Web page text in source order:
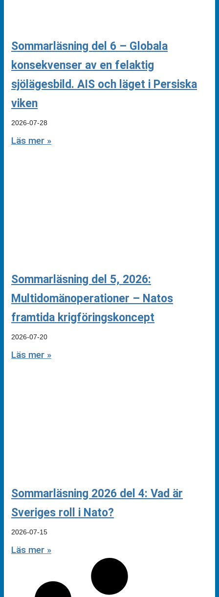
Sommarläsning del 6 – Globala
konsekvenser av en felaktig
sjölägesbild. AIS och läget i Persiska
viken
2026-07-28
Läs mer »
Sommarläsning del 5, 2026:
Multidomänoperationer – Natos
framtida krigföringskoncept
2026-07-20
Läs mer »
Sommarläsning 2026 del 4: Vad är
Sveriges roll i Nato?
2026-07-15
Läs mer »